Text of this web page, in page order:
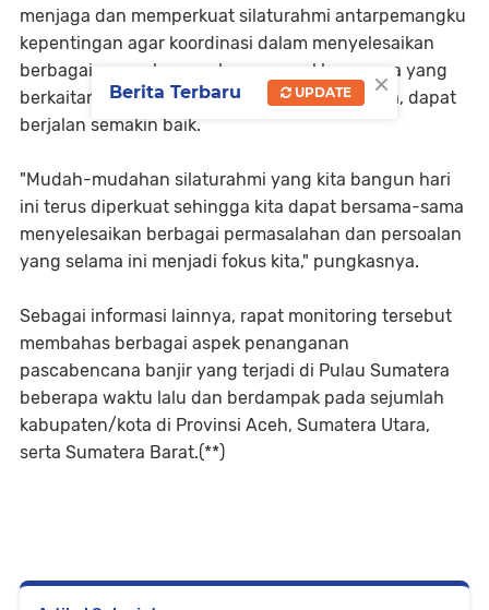
menjaga dan memperkuat silaturahmi antarpemangku
kepentingan agar koordinasi dalam menyelesaikan
berbagai persoalan pembangunan, khususnya yang
berkaitan dengan penanganan pascabencana, dapat
berjalan semakin baik.
"Mudah-mudahan silaturahmi yang kita bangun hari
ini terus diperkuat sehingga kita dapat bersama-sama
menyelesaikan berbagai permasalahan dan persoalan
yang selama ini menjadi fokus kita," pungkasnya.
Sebagai informasi lainnya, rapat monitoring tersebut
membahas berbagai aspek penanganan
pascabencana banjir yang terjadi di Pulau Sumatera
beberapa waktu lalu dan berdampak pada sejumlah
kabupaten/kota di Provinsi Aceh, Sumatera Utara,
serta Sumatera Barat.(**)
×
Berita Terbaru UPDATE